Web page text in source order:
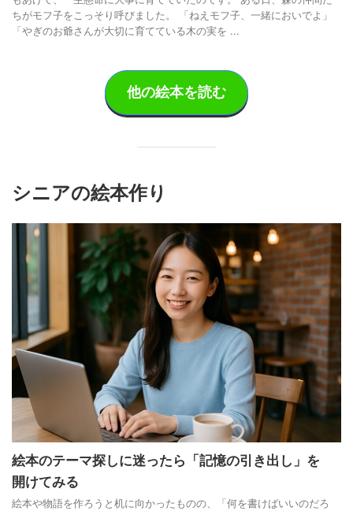
ちがモフ子をこっそり呼びました。 「ねえモフ子、一緒においでよ」
「やぎのお爺さんが大切に育てている木の実を ...
他の絵本を読む
シニアの絵本作り
絵本のテーマ探しに迷ったら「記憶の引き出し」を
開けてみる
絵本や物語を作ろうと机に向かったものの、「何を書けばいいのだろ